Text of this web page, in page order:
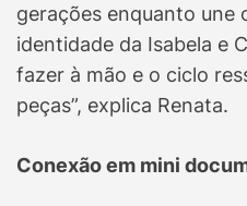
gerações enquanto une
identidade da Isabela e
fazer à mão e o ciclo
peças”, explica Renata.
Conexão em mini